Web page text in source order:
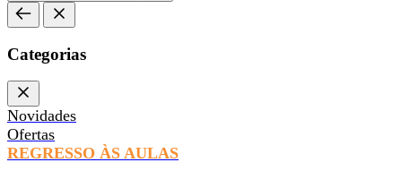
Categorias
Novidades
Ofertas
REGRESSO ÀS AULAS